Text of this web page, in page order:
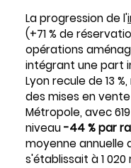
La progression de l'
(+71 % de
opérations
intégrant une part
Lyon recule de 13
des mises en vente
Métropole, avec
niveau-44 % par
moyenne annuelle
s'établissait à 1